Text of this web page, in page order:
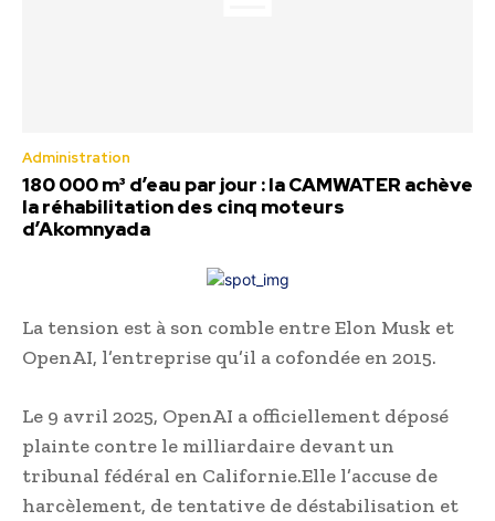
Administration
180 000 m³ d’eau par jour : la CAMWATER achève
la réhabilitation des cinq moteurs
d’Akomnyada
La tension est à son comble entre Elon Musk et
OpenAI, l’entreprise qu’il a cofondée en 2015.
Le 9 avril 2025, OpenAI a officiellement déposé
plainte contre le milliardaire devant un
tribunal fédéral en Californie.Elle l’accuse de
harcèlement, de tentative de déstabilisation et